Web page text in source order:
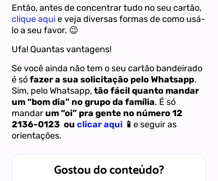
Então, antes de concentrar tudo no seu cartão,
clique aquie veja diversas formas de como usá-
lo a seu favor. 😉
Ufa! Quantas vantagens!
Se você ainda não tem o seu cartão bandeirado
é sófazer a sua solicitação pelo Whatsapp.
Sim, pelo Whatsapp,tão fácil quanto mandar
um “bom dia” no grupo da família. É só
mandar um “oi” pra gente no número 12
2136-0123 ou clicar aqui 📱 e seguir as
orientações.
Gostou do conteúdo?